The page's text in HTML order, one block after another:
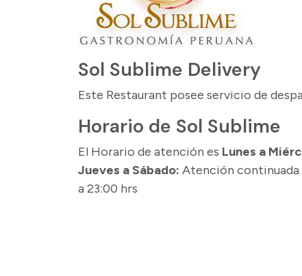
Sol Sublime Delivery
Este Restaurant posee servicio de
Horario de Sol Sublime
El Horario de atención es Lunes a
Jueves a Sábado: Atención continuada
a 23:00 hrs